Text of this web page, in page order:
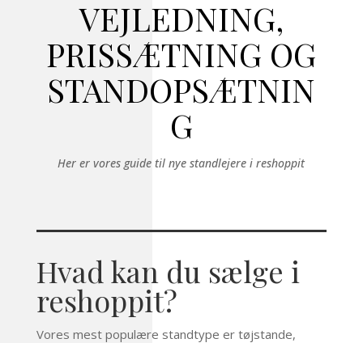
VEJLEDNING,
PRISSÆTNING OG
STANDOPSÆTNIN
G
Her er vores guide til nye standlejere i reshoppit
Hvad kan du sælge i
reshoppit?
Vores mest populære standtype er tøjstande,